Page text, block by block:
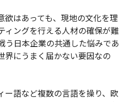
欲はあっても、現地の文化を理
ィングを行える人材の確保が難
う日本企業の共通した悩みであ
界にうまく届かない要因なの
ー語など複数の言語を操り、欧